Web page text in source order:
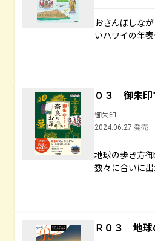
おさんぽしな
いハワイの年
０３ 御朱印
御朱印
2024.06.27 発売
地球の歩き方
数々に合いに
Ｒ０３ 地